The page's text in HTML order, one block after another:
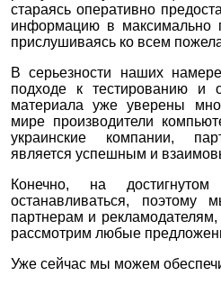
стараясь оперативно
информацию в максимально
прислушиваясь ко всем
В серьезности наших
подходе к тестированию и
материала уже уверены
мире производители
украинские компании,
является успешным и
Конечно, на
останавливаться,
партнерам и
рассмотрим любые
Уже сейчас мы можем